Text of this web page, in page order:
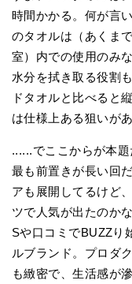
時間かかる。何が言
のタオルは（あくま
室）内での使用のみ
水分を拭き取る役割
ドタオルと比べると
は仕様上ある狙いが
......でここからが本
最も前置きが長い回
アも展開してるけど
ツで人気が出たのか
Sや口コミでBUZZり
ルブランド。プロダ
も緻密で、生活感が